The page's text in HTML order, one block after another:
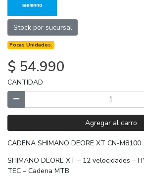
Stock por sucursal
Pocas Unidades.
$ 54.990
CANTIDAD
Agregar al carro
CADENA SHIMANO DEORE XT CN-M8100
SHIMANO DEORE XT – 12 velocidades –
TEC – Cadena MTB